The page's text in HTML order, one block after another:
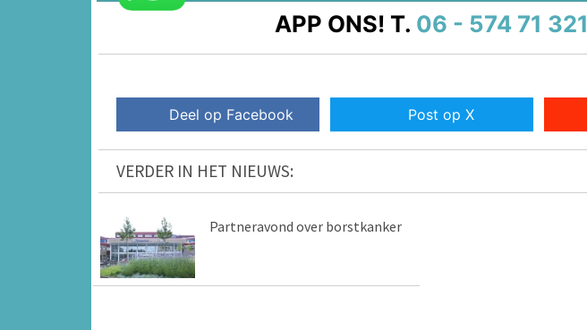
APP ONS! T. 06 - 574 71 321
Deel op Facebook Post op X
VERDER IN HET NIEUWS:
Partneravond over borstkanker